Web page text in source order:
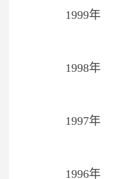
1999年
1998年
1997年
1996年